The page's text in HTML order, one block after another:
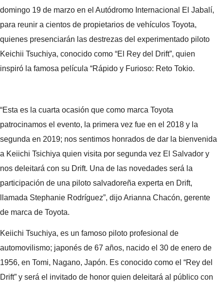
domingo 19 de marzo en el Autódromo Internacional El Jabalí,
para reunir a cientos de propietarios de vehículos Toyota,
quienes presenciarán las destrezas del experimentado piloto
Keichii Tsuchiya, conocido como “El Rey del Drift”, quien
inspiró la famosa película “Rápido y Furioso: Reto Tokio.
“Esta es la cuarta ocasión que como marca Toyota
patrocinamos el evento, la primera vez fue en el 2018 y la
segunda en 2019; nos sentimos honrados de dar la bienvenida
a Keiichi Tsichiya quien visita por segunda vez El Salvador y
nos deleitará con su Drift. Una de las novedades será la
participación de una piloto salvadoreña experta en Drift,
llamada Stephanie Rodríguez”, dijo Arianna Chacón, gerente
de marca de Toyota.
Keiichi Tsuchiya, es un famoso piloto profesional de
automovilismo; japonés de 67 años, nacido el 30 de enero de
1956, en Tomi, Nagano, Japón. Es conocido como el “Rey del
Drift” y será el invitado de honor quien deleitará al público con